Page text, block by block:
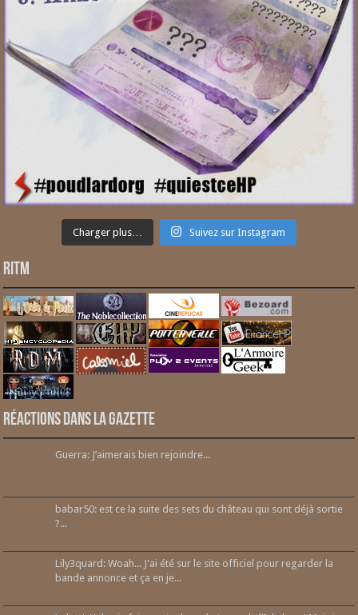
Charger plus… Suivez sur Instagram
RITM
Réactions dans la gazette
Guerra: J’aimerais bien rejoindre...
babar50: est ce la suite des sets du château qui sont déjà sortie
?...
Lily3quard: Woah... J'ai été sur le site officiel pour regarder la
bande annonce et ça en je...